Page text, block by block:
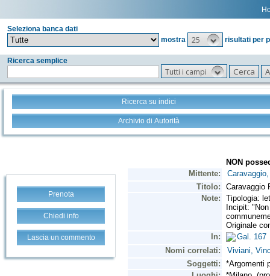
Seleziona banca dati
mostra
25 risultati per
Ricerca semplice
Tutti i campi
Ricerca su indici
Archivio di Autorità
Prenota
Chiedi info
Lascia un commento